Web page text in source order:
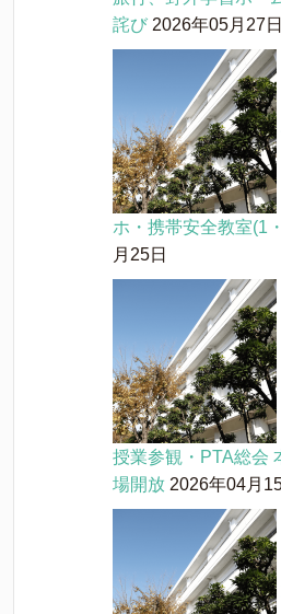
詫び 2026年05月27日
ホ・携帯安全教室(1
月25日
授業参観・PTA総会
場開放 2026年04月